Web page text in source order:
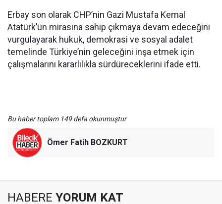
Erbay son olarak CHP’nin Gazi Mustafa Kemal
Atatürk’ün mirasına sahip çıkmaya devam edeceğini
vurgulayarak hukuk, demokrasi ve sosyal adalet
temelinde Türkiye’nin geleceğini inşa etmek için
çalışmalarını kararlılıkla sürdüreceklerini ifade etti.
Bu haber toplam 149 defa okunmuştur
Ömer Fatih BOZKURT
HABERE YORUM KAT